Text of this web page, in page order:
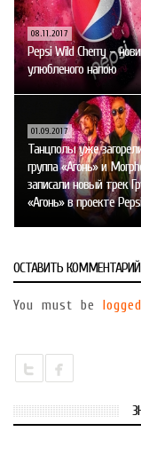
08.11.2017
Pepsi Wild Cherry –
улюбленого напою
01.09.2017
Танцполы уже
группа «Агонь» и
записали новый трек
«Агонь» в проекте
ОСТАВИТЬ КОММЕНТАРИЙ
You must be